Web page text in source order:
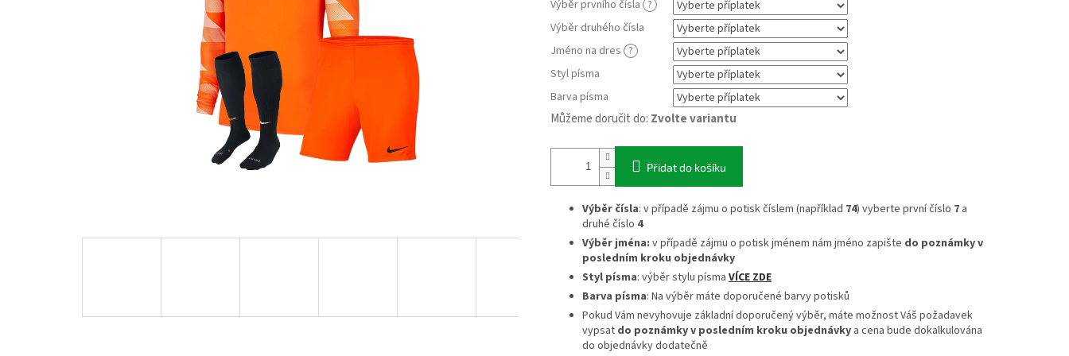
Výběr prvního čísla ?
Výběr druhého čísla
Jméno na dres ?
Styl písma
Barva písma
Můžeme doručit do: Zvolte variantu
Přidat do košíku
Výběr čísla: v případě zájmu o potisk číslem (například 74) vyberte první číslo 7 a
druhé číslo 4
Výběr jména: v případě zájmu o potisk jménem nám jméno zapište do poznámky v
posledním kroku objednávky
Styl písma: výběr stylu písma VÍCE ZDE
Barva písma: Na výběr máte doporučené barvy potisků
Pokud Vám nevyhovuje základní doporučený výběr, máte možnost Váš požadavek
vypsat do poznámky v posledním kroku objednávky a cena bude dokalkulována
do objednávky dodatečně